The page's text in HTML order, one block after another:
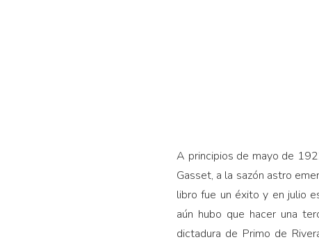
A principios de mayo de
Gasset, a la sazón astro
libro fue un éxito y en julio
aún hubo que hacer una
dictadura de Primo de